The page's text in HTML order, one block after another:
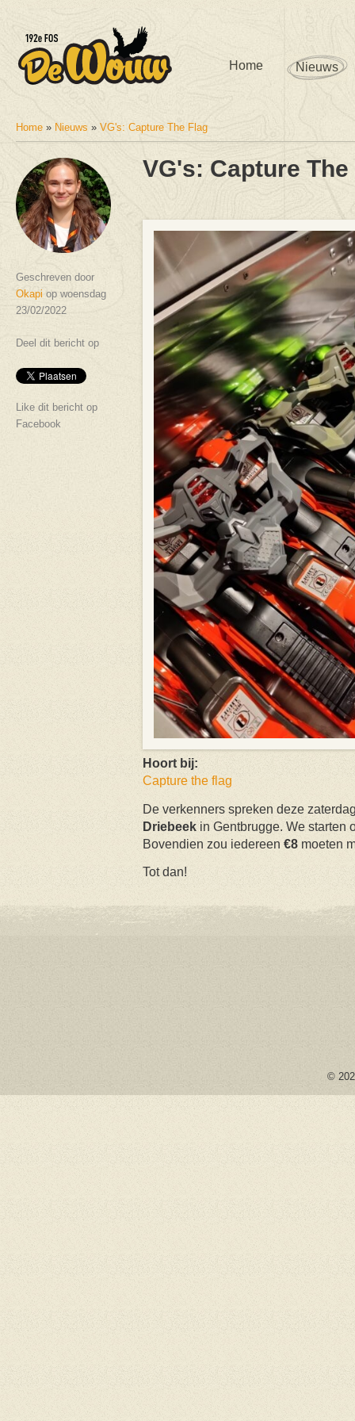
Home Nieuws
U bent hier
Home » Nieuws » VG's: Capture The Flag
Geschreven door
Okapi op woensdag
23/02/2022
Deel dit bericht op
Like dit bericht op
Facebook
VG's: Capture The
Hoort bij:
Capture the flag
De verkenners spreken deze
Driebeekin Gentbrugge. We starten
Bovendien zou iedereen €8 moeten
Tot dan!
©